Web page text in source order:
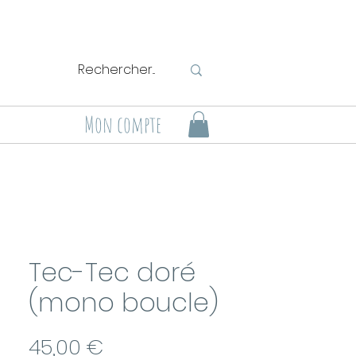
Mon compte
Tec-Tec doré
(mono boucle)
45,00 €